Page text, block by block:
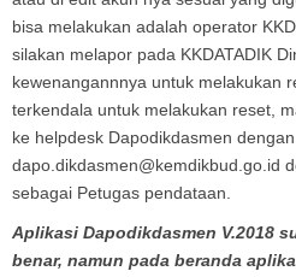
bisa melakukan adalah operator
silakan melapor pada KKDATADIK
kewenangannnya untuk melakukan
terkendala untuk melakukan reset,
ke helpdesk Dapodikdasmen
dapo.dikdasmen@kemdikbud.go.id
sebagai Petugas pendataan.
Aplikasi Dapodikdasmen V.2018
benar, namun pada beranda